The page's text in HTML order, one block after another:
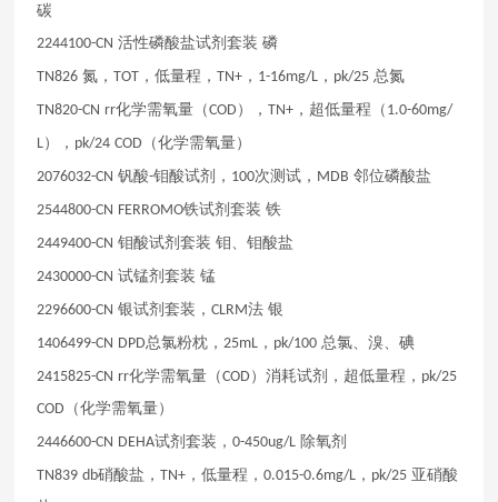
碳
2244100-CN 活性磷酸盐试剂套装 磷
TN826 氮，TOT ，低量程，TN+ ， 1-16mg/L ， pk/25 总氮
TN820-CN rr化学需氧量（COD ），TN+ ，超低量程（ 1.0-60mg/
L）， pk/24 COD （化学需氧量）
2076032-CN 钒酸-钼酸试剂， 100次测试， MDB 邻位磷酸盐
2544800-CN FERROMO铁试剂套装 铁
2449400-CN 钼酸试剂套装 钼、钼酸盐
2430000-CN 试锰剂套装 锰
2296600-CN 银试剂套装，CLRM法 银
1406499-CN DPD总氯粉枕， 25mL ， pk/100 总氯、溴、碘
2415825-CN rr化学需氧量（COD ）消耗试剂，超低量程， pk/25
COD （化学需氧量）
2446600-CN DEHA试剂套装，0-450ug/L 除氧剂
TN839 db硝酸盐，TN+ ，低量程，0.015-0.6mg/L ， pk/25 亚硝酸